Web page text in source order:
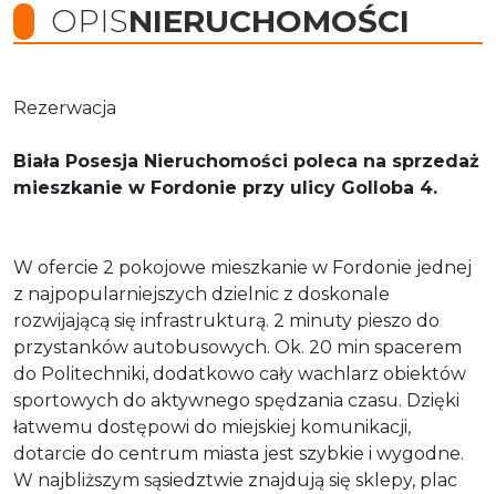
OPISNIERUCHOMOŚCI
Rezerwacja
Biała Posesja Nieruchomości poleca na sprzedaż
mieszkanie w Fordonie przy ulicy Golloba 4.
W ofercie 2 pokojowe mieszkanie w Fordonie jednej
z najpopularniejszych dzielnic z doskonale
rozwijającą się infrastrukturą. 2 minuty pieszo do
przystanków autobusowych. Ok. 20 min spacerem
do Politechniki, dodatkowo cały wachlarz obiektów
sportowych do aktywnego spędzania czasu. Dzięki
łatwemu dostępowi do miejskiej komunikacji,
dotarcie do centrum miasta jest szybkie i wygodne.
W najbliższym sąsiedztwie znajdują się sklepy, plac